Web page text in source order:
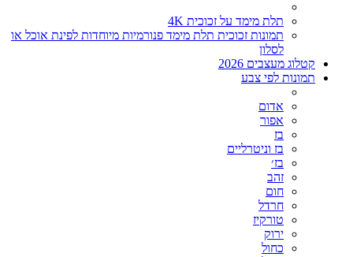
תלת מימד על זכוכית 4K
תמונות זכוכית תלת מימד פנורמיות מיוחדות לפינת אוכל או
לסלון
קטלוג מעצבים 2026
תמונות לפי צבע
אדום
אפור
בז
בז וניטרליים
בז׳
זהב
חום
חרדל
טורקיז
ירוק
כחול